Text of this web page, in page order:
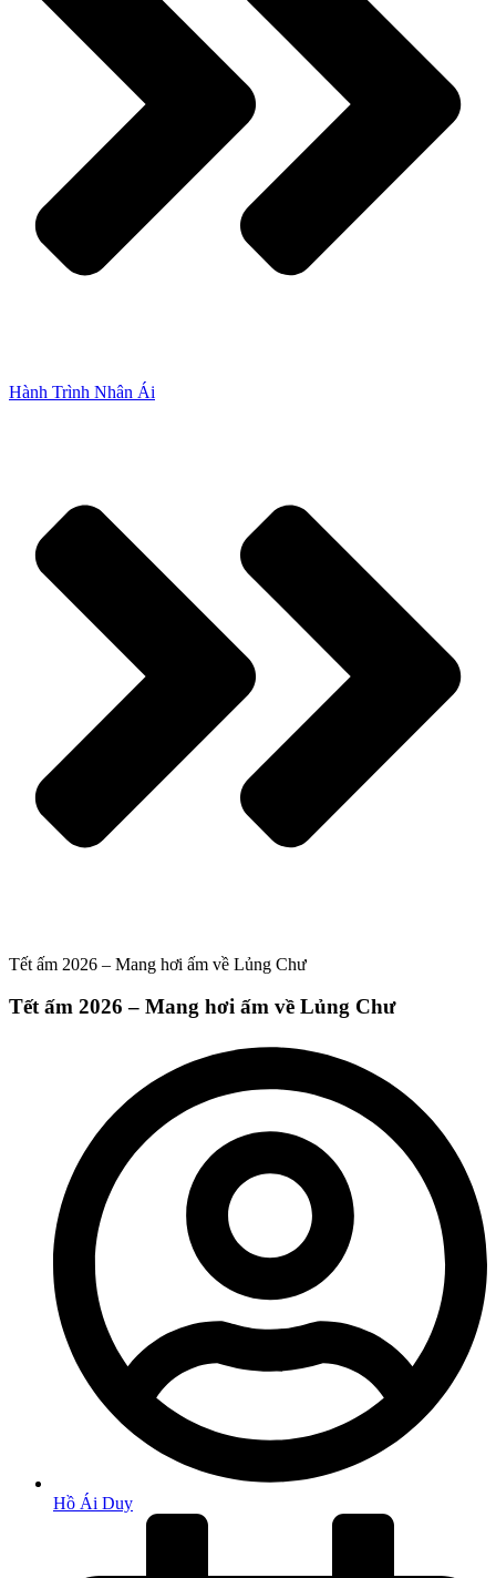
Hành Trình Nhân Ái
Tết ấm 2026 – Mang hơi ấm về Lủng Chư
Tết ấm 2026 – Mang hơi ấm về Lủng Chư
Hồ Ái Duy